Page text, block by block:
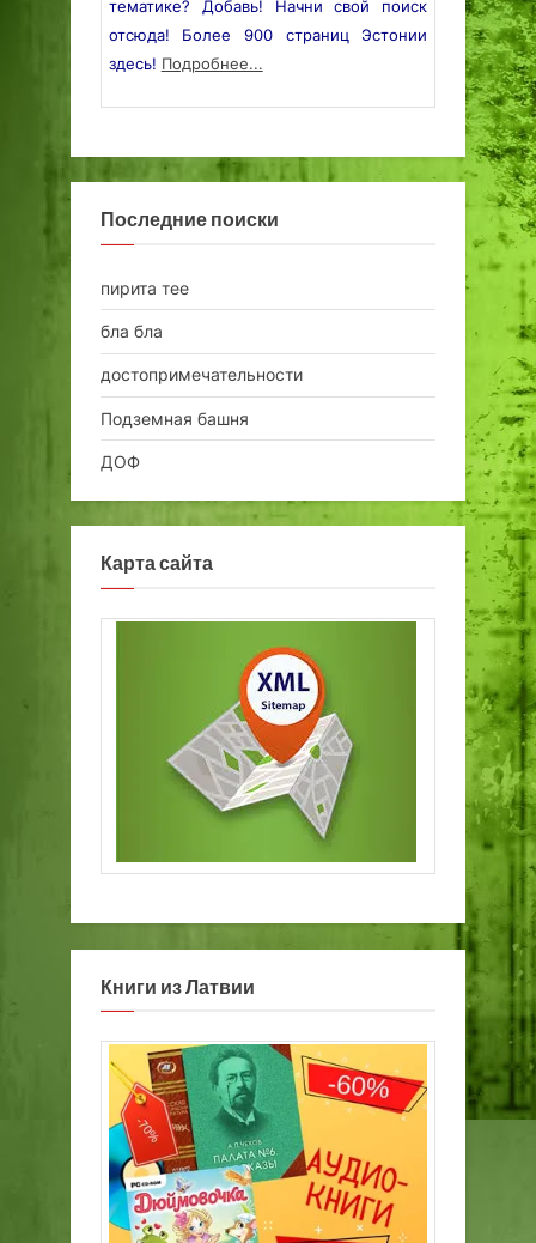
тематике? Добавь! Начни свой поиск
отсюда! Более 900 страниц Эстонии
здесь! Подробнее...
Последние поиски
пирита тее
бла бла
достопримечательности
Подземная башня
ДОФ
Карта сайта
Книги из Латвии